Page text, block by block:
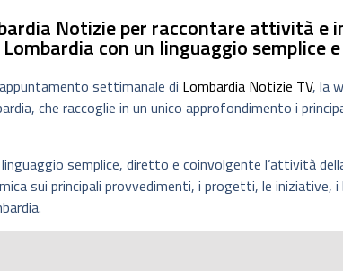
Notizie per raccontare attività e
con un linguaggio semplice
appuntamento settimanale di Lombardia Notizie TV, la
che raccoglie in un unico approfondimento i
semplice, diretto e coinvolgente l’attività
sui principali provvedimenti, i progetti, le iniziative, i